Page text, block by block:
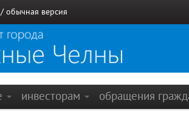
/ обычная версия
инвесторам обращения